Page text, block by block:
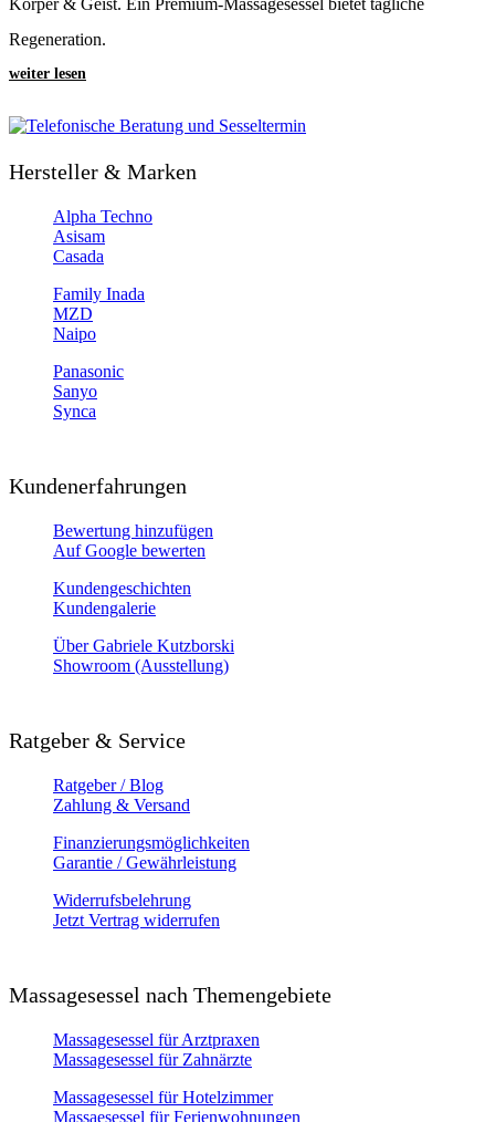
Körper & Geist. Ein Premium-Massagesessel bietet tägliche
Regeneration.
weiter lesen
Hersteller & Marken
Alpha Techno
Asisam
Casada
Family Inada
MZD
Naipo
Panasonic
Sanyo
Synca
Kundenerfahrungen
Bewertung hinzufügen
Auf Google bewerten
Kundengeschichten
Kundengalerie
Über Gabriele Kutzborski
Showroom (Ausstellung)
Ratgeber & Service
Ratgeber / Blog
Zahlung & Versand
Finanzierungsmöglichkeiten
Garantie / Gewährleistung
Widerrufsbelehrung
Jetzt Vertrag widerrufen
Massagesessel nach Themengebiete
Massagesessel für Arztpraxen
Massagesessel für Zahnärzte
Massagesessel für Hotelzimmer
Massaesessel für Ferienwohnungen